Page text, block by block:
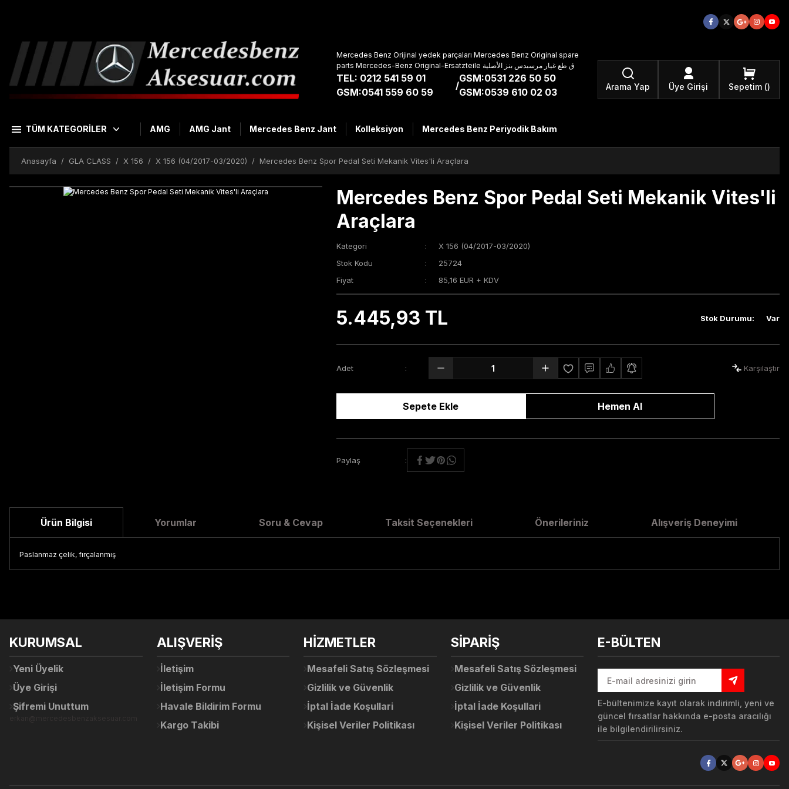
Mercedes Benz Orijinal yedek parçaları Mercedes Benz Original spare
parts Mercedes-Benz Original-Ersatzteile ق طع غيار مرسيدس بنز الأصلية
TEL: 0212 541 59 01
GSM:0541 559 60 59
/
GSM:0531 226 50 50
GSM:0539 610 02 03
Arama Yap Üye Girişi Sepetim
TÜM KATEGORİLER AMG AMG Jant Mercedes Benz Jant Kolleksiyon Mercedes Benz Periyodik Bakım
Anasayfa GLA CLASS X 156 X 156 (04/2017-03/2020) Mercedes Benz Spor Pedal Seti Mekanik Vites'li Araçlara
Mercedes Benz Spor Pedal Seti Mekanik Vites'li
Araçlara
Kategori
X 156 (04/2017-03/2020)
Stok Kodu
25724
Fiyat
85,16 EUR + KDV
5.445,93 TL Stok Durumu: Var
Adet Karşılaştır
Sepete Ekle Hemen Al
Paylaş
Ürün Bilgisi Yorumlar Soru & Cevap Taksit Seçenekleri Önerileriniz Alışveriş Deneyimi
Paslanmaz çelik, fırçalanmış
Yorum Yaz
Ürün açıklamasında eksik bilgiler bulunuyor.
Bu ürüne benzer farklı alternatifler olmalı.
Deneyimini Paylaş
KURUMSAL
Yeni Üyelik
Üye Girişi
Şifremi Unuttum
ALIŞVERİŞ
İletişim
İletişim Formu
Havale Bildirim Formu
Kargo Takibi
HİZMETLER
Mesafeli Satış Sözleşmesi
Gizlilik ve Güvenlik
İptal İade Koşullari
Kişisel Veriler Politikası
SİPARİŞ
Mesafeli Satış Sözleşmesi
Gizlilik ve Güvenlik
İptal İade Koşullari
Kişisel Veriler Politikası
E-BÜLTEN
E-bültenimize kayıt olarak indirimli, yeni ve
güncel fırsatlar hakkında e-posta aracılığı
ile bilgilendirilirsiniz.